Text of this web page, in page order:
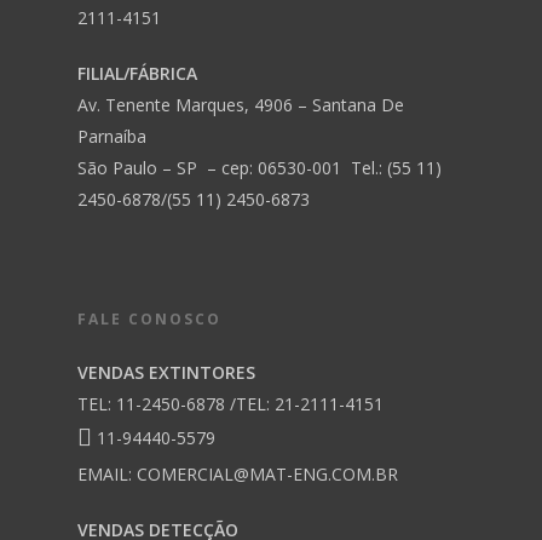
2111-4151
FILIAL/FÁBRICA
Av. Tenente Marques, 4906 – Santana De
Parnaíba
São Paulo – SP – cep: 06530-001 Tel.: (55 11)
2450-6878/(55 11) 2450-6873
FALE CONOSCO
VENDAS EXTINTORES
TEL: 11-2450-6878 /TEL: 21-2111-4151
11-94440-5579
EMAIL: COMERCIAL@MAT-ENG.COM.BR
VENDAS DETECÇÃO